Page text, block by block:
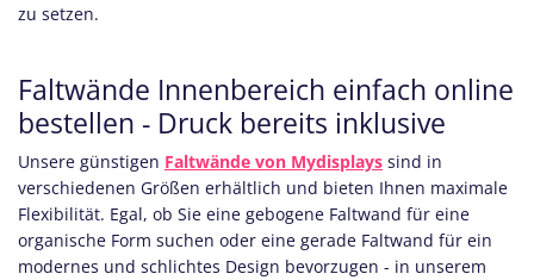
zu setzen.
Faltwände Innenbereich einfach online
bestellen - Druck bereits inklusive
Unsere günstigen Faltwände von Mydisplays sind in
verschiedenen Größen erhältlich und bieten Ihnen maximale
Flexibilität. Egal, ob Sie eine gebogene Faltwand für eine
organische Form suchen oder eine gerade Faltwand für ein
modernes und schlichtes Design bevorzugen - in unserem